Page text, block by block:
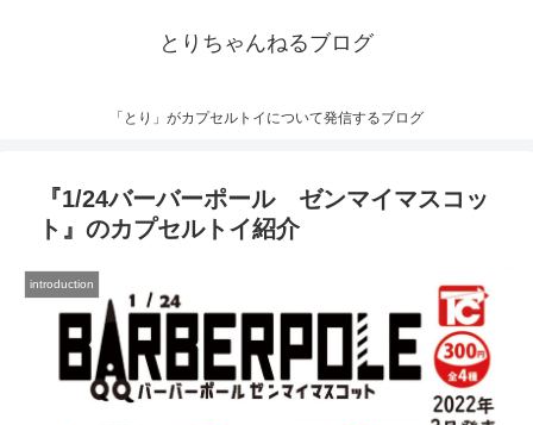
とりちゃんねるブログ
「とり」がカプセルトイについて発信するブログ
『1/24バーバーポール ゼンマイマスコッ
ト』のカプセルトイ紹介
introduction